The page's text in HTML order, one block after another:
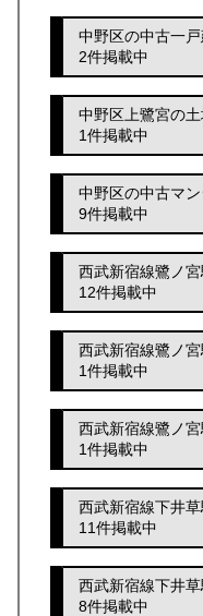
中野区の中古一
2件掲載中
中野区上鷺宮の
1件掲載中
中野区の中古マ
9件掲載中
西武新宿線鷺ノ
12件掲載中
西武新宿線鷺ノ
1件掲載中
西武新宿線鷺ノ
1件掲載中
西武新宿線下井
11件掲載中
西武新宿線下井
8件掲載中